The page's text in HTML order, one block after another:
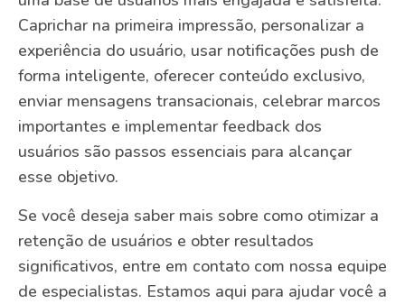
Caprichar na primeira impressão, personalizar a
experiência do usuário, usar notificações push de
forma inteligente, oferecer conteúdo exclusivo,
enviar mensagens transacionais, celebrar marcos
importantes e implementar feedback dos
usuários são passos essenciais para alcançar
esse objetivo.
Se você deseja saber mais sobre como otimizar a
retenção de usuários e obter resultados
significativos, entre em contato com nossa equipe
de especialistas. Estamos aqui para ajudar você a